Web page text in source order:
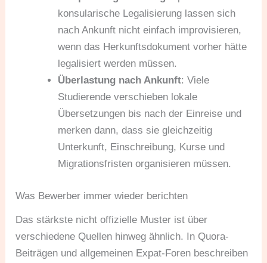
konsularische Legalisierung lassen sich
nach Ankunft nicht einfach improvisieren,
wenn das Herkunftsdokument vorher hätte
legalisiert werden müssen.
Überlastung nach Ankunft: Viele
Studierende verschieben lokale
Übersetzungen bis nach der Einreise und
merken dann, dass sie gleichzeitig
Unterkunft, Einschreibung, Kurse und
Migrationsfristen organisieren müssen.
Was Bewerber immer wieder berichten
Das stärkste nicht offizielle Muster ist über
verschiedene Quellen hinweg ähnlich. In Quora-
Beiträgen und allgemeinen Expat-Foren beschreiben